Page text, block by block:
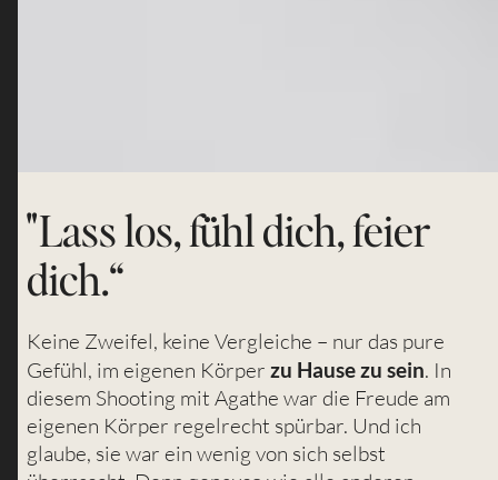
"Lass los, fühl dich, feier
dich.“
Keine Zweifel, keine Vergleiche – nur das pure
Gefühl, im eigenen Körper zu Hause zu sein. In
diesem Shooting mit Agathe war die Freude am
eigenen Körper regelrecht spürbar. Und ich
glaube, sie war ein wenig von sich selbst